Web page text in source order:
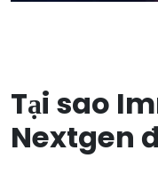
Tại sao
Nextgen